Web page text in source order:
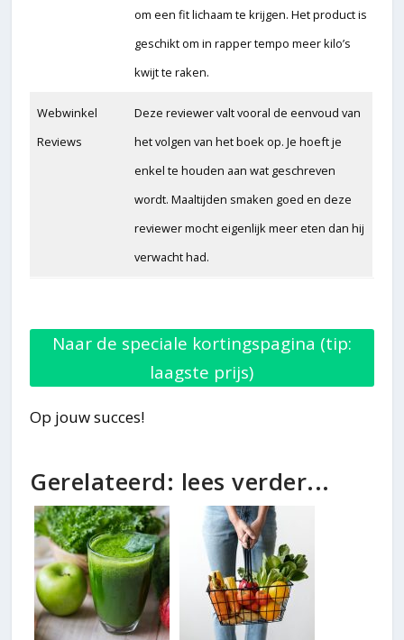
om een fit lichaam te krijgen. Het product is
geschikt om in rapper tempo meer kilo’s
kwijt te raken.
Webwinkel
Reviews
Deze reviewer valt vooral de eenvoud van
het volgen van het boek op. Je hoeft je
enkel te houden aan wat geschreven
wordt. Maaltijden smaken goed en deze
reviewer mocht eigenlijk meer eten dan hij
verwacht had.
Naar de speciale kortingspagina (tip:
laagste prijs)
Op jouw succes!
Gerelateerd: lees verder...